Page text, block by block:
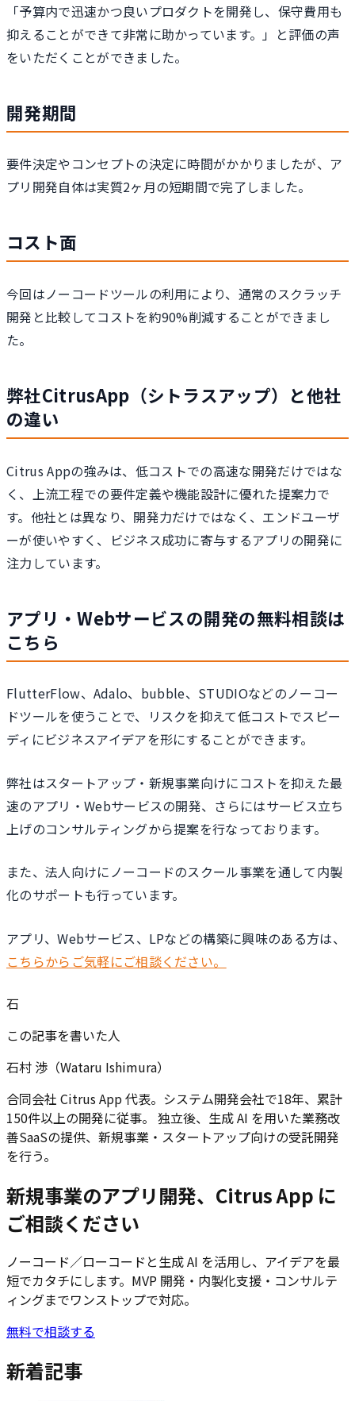
「予算内で迅速かつ良いプロダクトを開発し、保守費用も
抑えることができて非常に助かっています。」と評価の声
をいただくことができました。
開発期間
要件決定やコンセプトの決定に時間がかかりましたが、ア
プリ開発自体は実質2ヶ月の短期間で完了しました。
コスト面
今回はノーコードツールの利用により、通常のスクラッチ
開発と比較してコストを約90%削減することができまし
た。
弊社CitrusApp（シトラスアップ）と他社
の違い
Citrus Appの強みは、低コストでの高速な開発だけではな
く、上流工程での要件定義や機能設計に優れた提案力で
す。他社とは異なり、開発力だけではなく、エンドユーザ
ーが使いやすく、ビジネス成功に寄与するアプリの開発に
注力しています。
アプリ・Webサービスの開発の無料相談は
こちら
FlutterFlow、Adalo、bubble、STUDIOなどのノーコー
ドツールを使うことで、リスクを抑えて低コストでスピー
ディにビジネスアイデアを形にすることができます。
弊社はスタートアップ・新規事業向けにコストを抑えた最
速のアプリ・Webサービスの開発、さらにはサービス立ち
上げのコンサルティングから提案を行なっております。
また、法人向けにノーコードのスクール事業を通して内製
化のサポートも行っています。
アプリ、Webサービス、LPなどの構築に興味のある方は、
こちらからご気軽にご相談ください。
石
この記事を書いた人
石村 渉（Wataru Ishimura）
合同会社 Citrus App 代表。システム開発会社で18年、累計
150件以上の開発に従事。 独立後、生成 AI を用いた業務改
善SaaSの提供、新規事業・スタートアップ向けの受託開発
を行う。
新規事業のアプリ開発、Citrus App に
ご相談ください
ノーコード／ローコードと生成 AI を活用し、アイデアを最
短でカタチにします。MVP 開発・内製化支援・コンサルテ
ィングまでワンストップで対応。
無料で相談する
新着記事